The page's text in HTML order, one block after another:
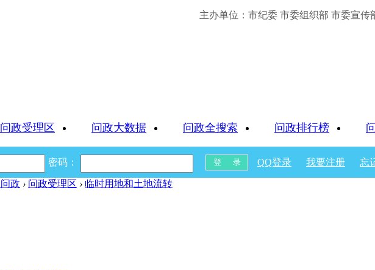
主办单位：市纪委 市委组织部 市委宣传
问政受理区 问政大数据 问政全搜索 问政排行榜
密码： QQ登录 我要注册 忘
政 › 问政受理区 › 临时用地和土地流转